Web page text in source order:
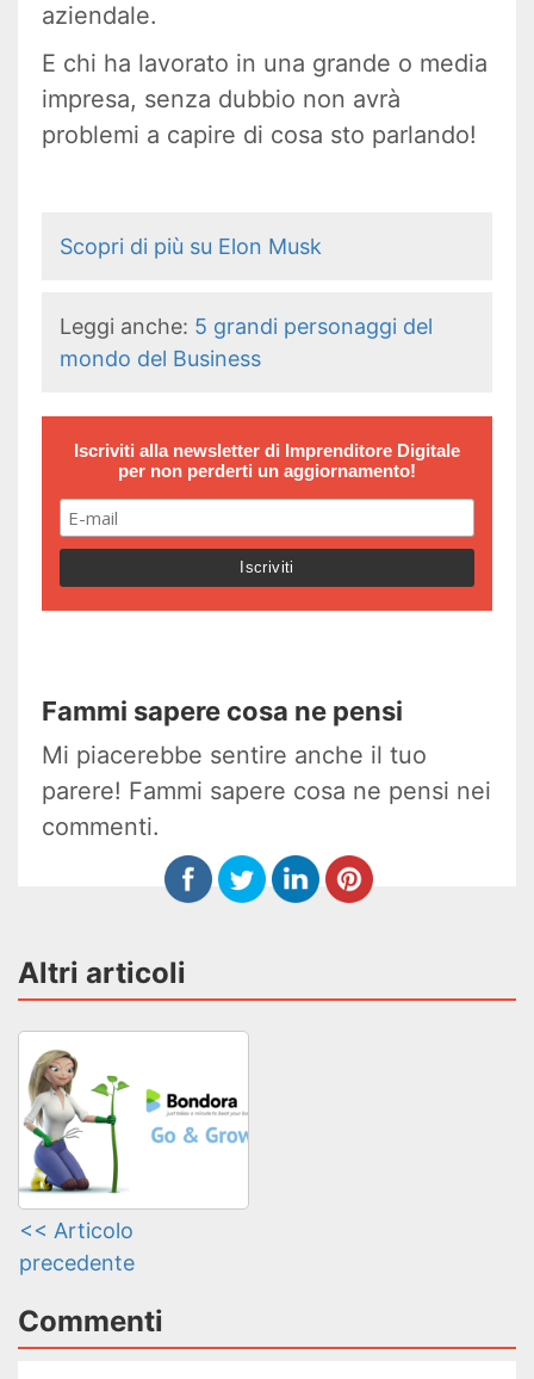
aziendale.
E chi ha lavorato in una grande o media
impresa, senza dubbio non avrà
problemi a capire di cosa sto parlando!
Scopri di più su Elon Musk
Leggi anche: 5 grandi personaggi del
mondo del Business
Iscriviti alla newsletter di Imprenditore Digitale
per non perderti un aggiornamento!
Fammi sapere cosa ne pensi
Mi piacerebbe sentire anche il tuo
parere! Fammi sapere cosa ne pensi nei
commenti.
Altri articoli
<< Articolo
precedente
Commenti